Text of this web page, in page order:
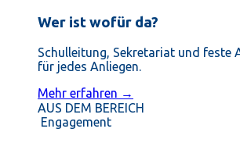
Wer ist wofür da?
Schulleitung, Sekretariat und feste
für jedes Anliegen.
Mehr erfahren →
AUS DEM BEREICH
Engagement